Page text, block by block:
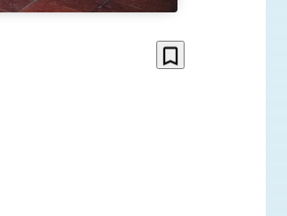
bookmark_border